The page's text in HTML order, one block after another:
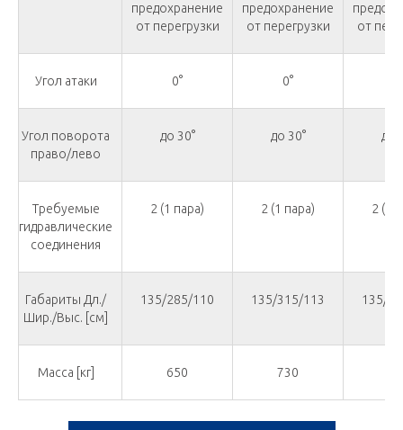
предохранение
от перегрузки
предохранение
от перегрузки
от
Угол атаки 0° 0°
Угол поворота
право/лево
до 30° до 30° до
Требуемые
гидравлические
соединения
2 (1 пара) 2 (1 пара) 2 (1
Габариты Дл./
Шир./Выс. [см]
135/285/110 135/315/113 135/
Масса [кг] 650 730